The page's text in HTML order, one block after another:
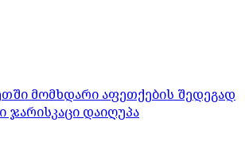
მომხდარი აფეთქების შედეგად
დაიღუპა